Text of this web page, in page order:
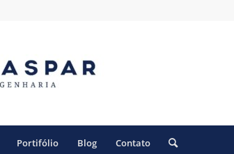
Portifólio Blog Contato